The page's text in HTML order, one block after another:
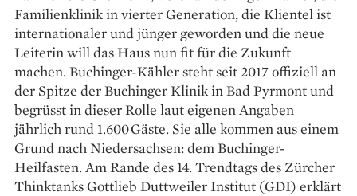
Familienklinik in vierter Generation, die Klientel ist
internationaler und jünger geworden und die neue
Leiterin will das Haus nun fit für die Zukunft
machen. ­Buchinger-Kähler steht seit 2017 offiziell an
der Spitze der Buchinger Klinik in Bad ­Pyrmont und
begrüsst in dieser Rolle laut ­eigenen Angaben
jährlich rund 1.600 Gäste. Sie alle kommen aus einem
Grund nach Niedersachsen: dem Buchinger-
Heilfasten. Am Rande des 14. Trendtags des Zürcher
Thinktanks Gottlieb Duttweiler Institut (GDI) erklärt